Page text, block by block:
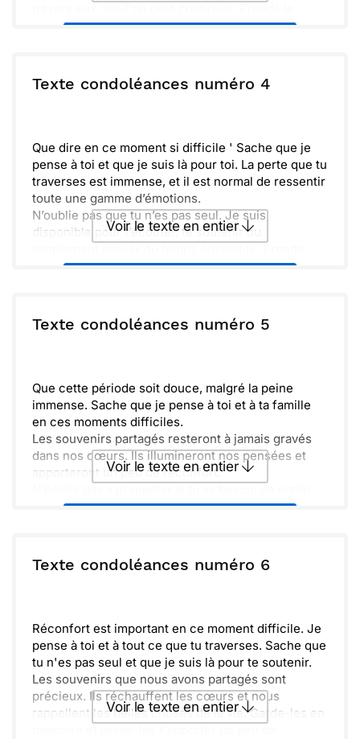
temps qu’il te faut pour pleurer et guérir. Je
tes côtés.ou : Copier Recevoir par mail
Texte condoléances numéro 4
Que dire en ce moment si difficile ' Sache que je
pense à toi et que je suis là pour toi. La perte que tu
traverses est immense, et il est normal de ressentir
toute une gamme d’émotions.
N’oublie pas que tu n’es pas seul. Je suis
disponible pour t’écouter, te soutenir ou
soin de toi et n’hésite pas à me faire signe quand tu
Voir le texte en entier
ou : Copier Recevoir par mail
Texte condoléances numéro 5
Que cette période soit douce, malgré la peine
immense. Sache que je pense à toi et à ta famille
en ces moments difficiles.
Les souvenirs partagés resteront à jamais gravés
dans nos cœurs. Ils illumineront nos pensées et
apporteront un peu de réconfort.
ou simplement de compagnie. Je suis là pour toi.
seul.
Voir le texte en entier
ou : Copier Recevoir par mail
Texte condoléances numéro 6
Réconfort est important en ce moment difficile. Je
pense à toi et à tout ce que tu traverses. Sache que
tu n'es pas seul et que je suis là pour te soutenir.
Les souvenirs que nous avons partagés sont
précieux. Ils réchauffent les cœurs et nous
rappellent les belles choses de la vie. Garde-les en
Voir le texte en entier